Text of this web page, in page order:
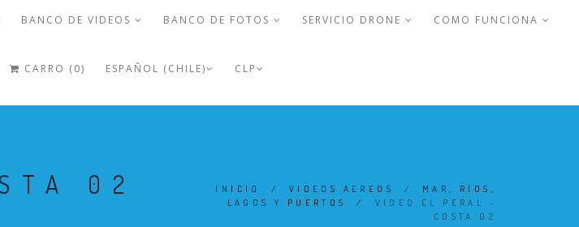
BANCO DE VIDEOS BANCO DE FOTOS SERVICIO DRONE COMO FUNCIONA
CARRO (0) ESPAÑOL (CHILE) CLP
02 INICIO / VIDEOS AEREOS / MAR, RÍOS,
LAGOS Y PUERTOS
/ VIDEO EL PERAL -
COSTA 02